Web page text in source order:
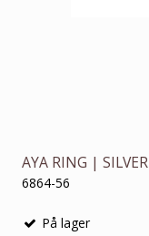
AYA RING | SILVER
6864-56
På lager